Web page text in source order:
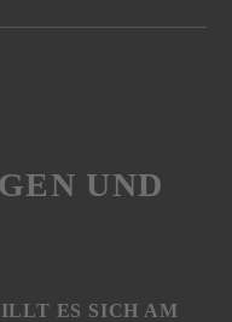
UND
ES SICH AM